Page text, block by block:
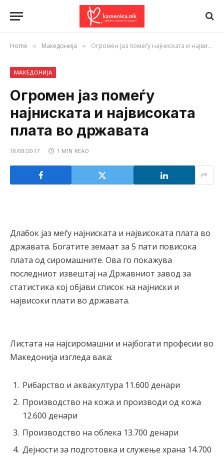
Home » Македонија » Огромен јаз помеѓу најниската и највисоката плата во државата
МАКЕДОНИЈА
Огромен јаз помеѓу
најниската и највисоката
плата во државата
18/08/2017 1 MIN READ
Длабок јаз меѓу најниската и највисоката плата во
државата. Богатите земаат за 5 пати повисока
плата од сиромашните. Ова го покажува
последниот извештај на Државниот завод за
статистика кој објави список на најниски и
највисоки плати во државата.
Листата на најсиромашни и најбогати професии во
Македонија изгледа вака:
Рибарство и аквакултура 11.600 денари
Производство на кожа и производи од кожа
12.600 денари
Производство на облека 13.700 денари
Дејности за подготовка и служење храна 14.700